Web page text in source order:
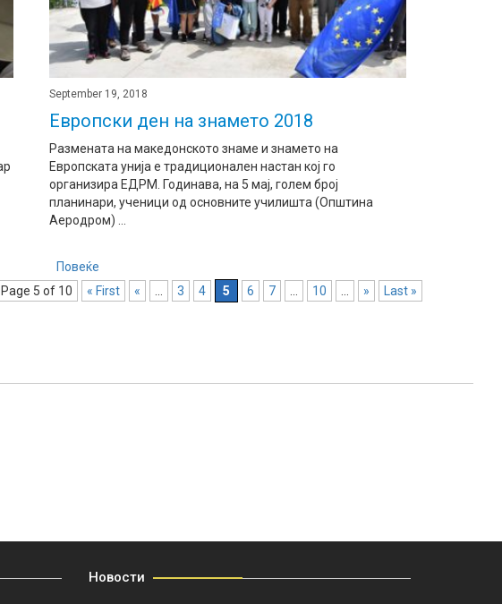
September 19, 2018
Европски ден на знамето 2018
Размената на македонското знаме и знамето на
Европската унија е традиционален настан кој го
организира ЕДРМ. Годинава, на 5 мај, голем број
планинари, ученици од основните училишта (Општина
Аеродром) ...
Повеќе
Page 5 of 10
« First « 3 4 5 6 7 10 » Last »
Новости